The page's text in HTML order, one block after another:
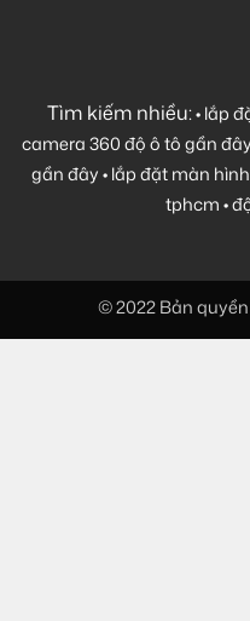
Tìm kiếm nhiều:•lắp
camera 360 độ ô tô gần đây
gần đây•lắp đặt màn
tphcm•
© 2022 Bản